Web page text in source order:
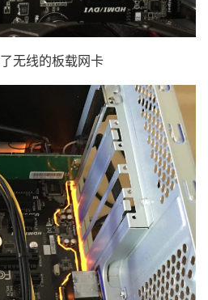
无线的板载网卡